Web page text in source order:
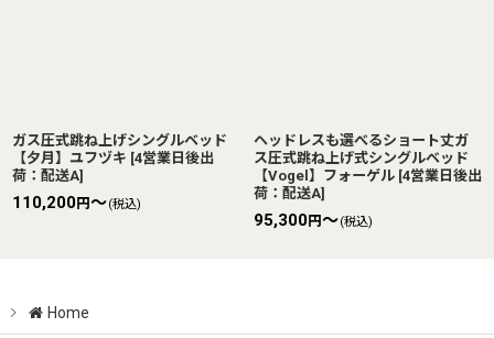
ガス圧式跳ね上げシングルベッド
【夕月】ユフヅキ [4営業日後出
荷：配送A]
110,200円～(税込)
ヘッドレスも選べるショート丈ガ
ス圧式跳ね上げ式シングルベッド
【Vogel】フォーゲル [4営業日後出
荷：配送A]
95,300円～(税込)
Home